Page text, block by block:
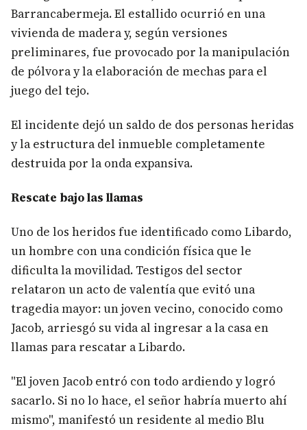
Barrancabermeja. El estallido ocurrió en una
vivienda de madera y, según versiones
preliminares, fue provocado por la manipulación
de pólvora y la elaboración de mechas para el
juego del tejo.
El incidente dejó un saldo de dos personas heridas
y la estructura del inmueble completamente
destruida por la onda expansiva.
Rescate bajo las llamas
Uno de los heridos fue identificado como Libardo,
un hombre con una condición física que le
dificulta la movilidad. Testigos del sector
relataron un acto de valentía que evitó una
tragedia mayor: un joven vecino, conocido como
Jacob, arriesgó su vida al ingresar a la casa en
llamas para rescatar a Libardo.
"El joven Jacob entró con todo ardiendo y logró
sacarlo. Si no lo hace, el señor habría muerto ahí
mismo", manifestó un residente al medio Blu